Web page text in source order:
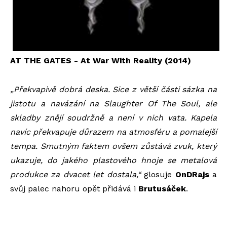
AT THE GATES - At War With Reality (2014)
„Překvapivě dobrá deska. Sice z větší části sázka na
jistotu a navázání na Slaughter Of The Soul, ale
skladby znějí soudržně a není v nich vata. Kapela
navíc překvapuje důrazem na atmosféru a pomalejší
tempa. Smutným faktem ovšem zůstává zvuk, který
ukazuje, do jakého plastového hnoje se metalová
produkce za dvacet let dostala,“glosuje OnDRajsa
svůj palec nahoru opět přidává i Brutusáček.